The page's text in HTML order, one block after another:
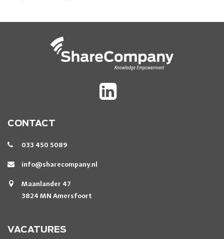
CONTACT
033 450 5089
info@sharecompany.nl
Maanlander 47
3824 MN Amersfoort
VACATURES